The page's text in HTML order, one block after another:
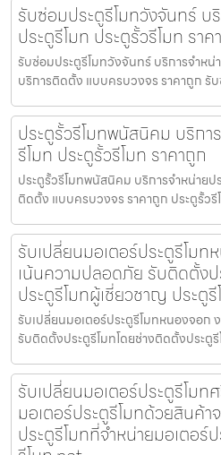
รับซ่อมประตูรีโมทวังจันทร์ บ
ประตูรีโมท ประตูรั้วรีโมท ราค
รับซ่อมประตูรีโมทวังจันทร์ บริการจำหน่
บริการติดตั้ง แบบครบวงจร ราคาถูก รั
ประตูรั้วรีโมทพนัสนิคม บริกา
รีโมท ประตูรั้วรีโมท ราคาถูก
ประตูรั้วรีโมทพนัสนิคม บริการจำหน่ายป
ติดตั้ง แบบครบวงจร ราคาถูก ประตูรั้ว
รับเปลี่ยนมอเตอร์ประตูรีโม
เน้นความปลอดภัย รับติดตั้ง
ประตูรีโมทผู้เชี่ยวชาญ ประตู
รับเปลี่ยนมอเตอร์ประตูรีโมทหนองจอ
รับติดตั้งประตูรีโมทโดยช่างติดตั้งประตู
รับเปลี่ยนมอเตอร์ประตูรีโม
มอเตอร์ประตูรีโมทด้วยสินค้า
ประตูรีโมทที่จำหน่ายมอเตอร์